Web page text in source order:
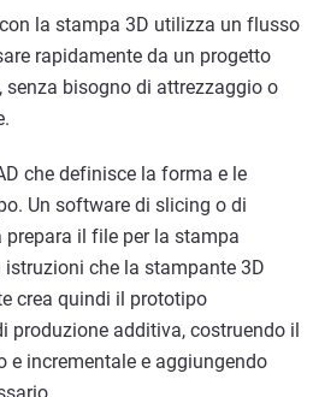
la stampa 3D utilizza un flusso
rapidamente da un progetto
senza bisogno di attrezzaggio o
che definisce la forma e le
Un software di slicing o di
il file per la stampa
che la stampante 3D
crea quindi il prototipo
produzione additiva, costruendo il
e incrementale e aggiungendo